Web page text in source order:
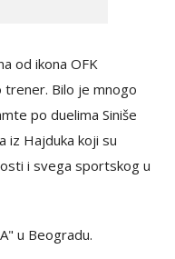
od ikona OFK
trener. Bilo je mnogo
po duelima Siniše
iz Hajduka koji su
i svega sportskog u
u Beogradu.